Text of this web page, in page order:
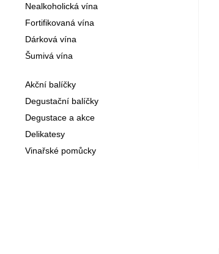
Nealkoholická vína
Fortifikovaná vína
Dárková vína
Šumivá vína
Akční balíčky
Degustační balíčky
Degustace a akce
Delikatesy
Vinařské pomůcky